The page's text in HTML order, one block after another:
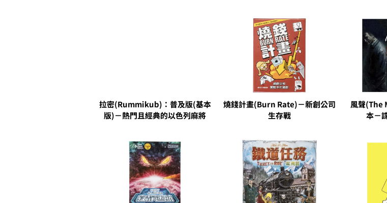
拉密(Rummikub)：普及版(基本
版)－熱門且經典的以色列麻將
燒錢計畫(Burn Rate)－新創公司
生存戰
風聲(The
本－